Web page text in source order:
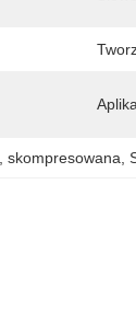
, skompresowana ,